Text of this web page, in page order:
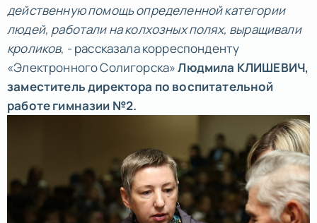
действенную помощь определенной категории
людей, работали на колхозных полях, выращивали
кроликов, - рассказала корреспонденту
«Электронного Солигорска»Людмила КЛИШЕВИЧ,
заместитель директора по воспитательной
работе гимназии №2.